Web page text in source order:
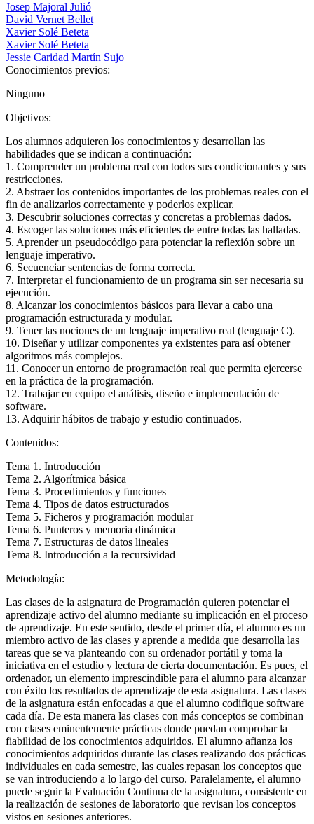
Josep Majoral Julió
David Vernet Bellet
Xavier Solé Beteta
Xavier Solé Beteta
Jessie Caridad Martín Sujo
Conocimientos previos:
Ninguno
Objetivos:
Los alumnos adquieren los conocimientos y desarrollan las
habilidades que se indican a continuación:
1. Comprender un problema real con todos sus condicionantes y sus
restricciones.
2. Abstraer los contenidos importantes de los problemas reales con el
fin de analizarlos correctamente y poderlos explicar.
3. Descubrir soluciones correctas y concretas a problemas dados.
4. Escoger las soluciones más eficientes de entre todas las halladas.
5. Aprender un pseudocódigo para potenciar la reflexión sobre un
lenguaje imperativo.
6. Secuenciar sentencias de forma correcta.
7. Interpretar el funcionamiento de un programa sin ser necesaria su
ejecución.
8. Alcanzar los conocimientos básicos para llevar a cabo una
programación estructurada y modular.
9. Tener las nociones de un lenguaje imperativo real (lenguaje C).
10. Diseñar y utilizar componentes ya existentes para así obtener
algoritmos más complejos.
11. Conocer un entorno de programación real que permita ejercerse
en la práctica de la programación.
12. Trabajar en equipo el análisis, diseño e implementación de
software.
13. Adquirir hábitos de trabajo y estudio continuados.
Contenidos:
Tema 1. Introducción
Tema 2. Algorítmica básica
Tema 3. Procedimientos y funciones
Tema 4. Tipos de datos estructurados
Tema 5. Ficheros y programación modular
Tema 6. Punteros y memoria dinámica
Tema 7. Estructuras de datos lineales
Tema 8. Introducción a la recursividad
Metodología:
Las clases de la asignatura de Programación quieren potenciar el
aprendizaje activo del alumno mediante su implicación en el proceso
de aprendizaje. En este sentido, desde el primer día, el alumno es un
miembro activo de las clases y aprende a medida que desarrolla las
tareas que se va planteando con su ordenador portátil y toma la
iniciativa en el estudio y lectura de cierta documentación. Es pues, el
ordenador, un elemento imprescindible para el alumno para alcanzar
con éxito los resultados de aprendizaje de esta asignatura. Las clases
de la asignatura están enfocadas a que el alumno codifique software
cada día. De esta manera las clases con más conceptos se combinan
con clases eminentemente prácticas donde puedan comprobar la
fiabilidad de los conocimientos adquiridos. El alumno afianza los
conocimientos adquiridos durante las clases realizando dos prácticas
individuales en cada semestre, las cuales repasan los conceptos que
se van introduciendo a lo largo del curso. Paralelamente, el alumno
puede seguir la Evaluación Continua de la asignatura, consistente en
la realización de sesiones de laboratorio que revisan los conceptos
vistos en sesiones anteriores.